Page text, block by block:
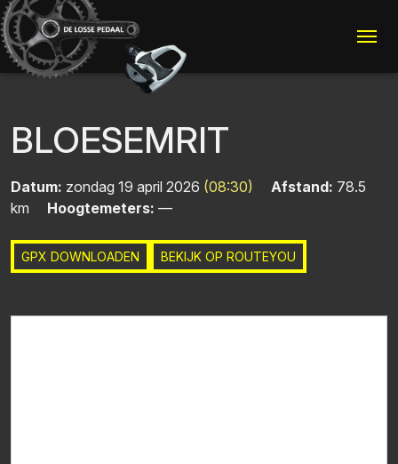
BLOESEMRIT
Datum: zondag 19 april 2026 (08:30) Afstand: 78.5
km
Hoogtemeters: —
GPX DOWNLOADEN BEKIJK OP ROUTEYOU